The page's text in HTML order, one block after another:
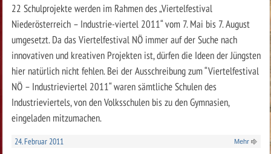
22 Schulprojekte werden im Rahmen des „Viertelfestival
Niederösterreich – Industrie-viertel 2011“ vom 7. Mai bis 7. August
umgesetzt. Da das Viertelfestival NÖ immer auf der Suche nach
innovativen und kreativen Projekten ist, dürfen die Ideen der Jüngsten
hier natürlich nicht fehlen. Bei der Ausschreibung zum “Viertelfestival
NÖ – Industrieviertel 2011“ waren sämtliche Schulen des
Industrieviertels, von den Volksschulen bis zu den Gymnasien,
eingeladen mitzumachen.
24. Februar 2011 Mehr